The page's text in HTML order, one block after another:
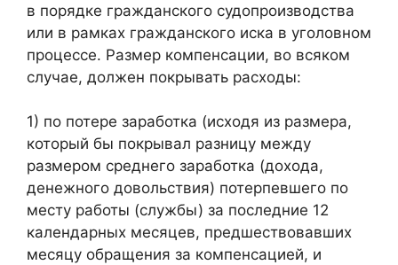
в порядке гражданского судопроизводства
или в рамках гражданского иска в уголовном
процессе. Размер компенсации, во всяком
случае, должен покрывать расходы:
1) по потере заработка (исходя из размера,
который бы покрывал разницу между
размером среднего заработка (дохода,
денежного довольствия) потерпевшего по
месту работы (службы) за последние 12
календарных месяцев, предшествовавших
месяцу обращения за компенсацией, и